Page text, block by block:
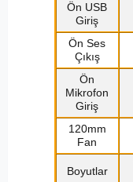
Ön USB
Giriş
Ön Ses
Çıkış
Ön
Mikrofon
Giriş
120mm
Fan
Boyutlar